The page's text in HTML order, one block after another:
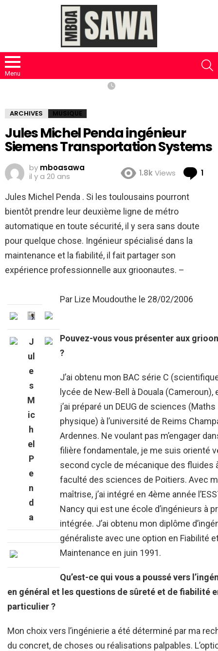
Menu
ARCHIVES MUSIQUE
Jules Michel Penda ingénieur
Siemens Transportation Systems
by mboasawa
il y a 20 ans
1.8kViews 1
Jules Michel Penda . Si les toulousains pourront
bientôt prendre leur deuxième ligne de métro
automatique en toute sécurité, il y sera sans doute
pour quelque chose. Ingénieur spécialisé dans la
maintenance et la fiabilité, il fait partager son
expérience professionnelle aux grioonautes. –
J
ul
e
s
M
ic
h
el
P
e
n
d
a
Par Lize Moudouthe le 28/02/2006
Pouvez-vous vous présenter aux
?
J’ai obtenu mon BAC série C
lycée de New-Bell à Douala (Cameroun),
j’ai préparé un DEUG de sciences
physique) à l’université de Reims
Ardennes. Ne voulant pas m’engager
filière fondamentale, je me suis orienté
second cycle de mécanique des fluides
faculté des sciences de Poitiers. Avec
maîtrise, j’ai intégré en 4ème année
Nancy qui est une école d’ingénieurs à
intégrée. J’ai obtenu mon diplôme
généraliste avec une option en Fiabilité
Maintenance en juin 1991.
Qu’est-ce qui vous a poussé vers
en général et les questions de sûreté et de fiabilité
particulier ?
Mon choix vers l’ingénierie a été déterminé par ma
du concret, de choses ou réalisations palpables.